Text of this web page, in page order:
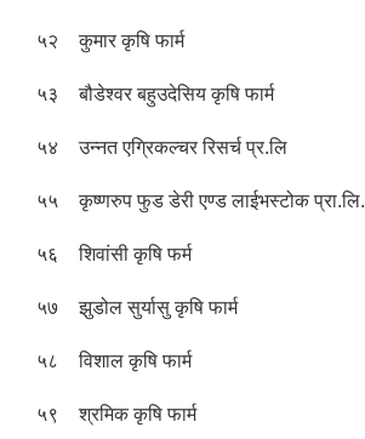
५२ कुमार कृषि फार्म
५३ बौडेश्वर बहुउदेसिय कृषि फार्म
५४ उन्नत एग्रिकल्चर रिसर्च प्र.लि
५५ कृष्णरुप फुड डेरी एण्ड लाईभस्टोक प्रा.लि.
५६ शिवांसी कृषि फर्म
५७ झुडोल सुर्यासु कृषि फार्म
५८ विशाल कृषि फार्म
५९ श्रमिक कृषि फार्म